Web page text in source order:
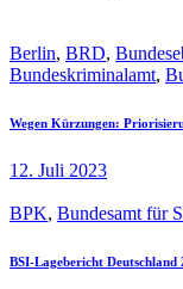
Berlin, BRD,
Bundeskriminalamt,
Wegen Kürzungen:
12. Juli 2023
BPK, Bundesamt für
BSI-Lagebericht Deutschland